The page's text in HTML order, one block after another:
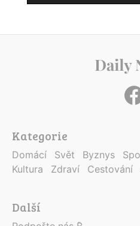
Kategorie
Domácí Svět Byznys
Kultura
Zdraví Cestování
Další